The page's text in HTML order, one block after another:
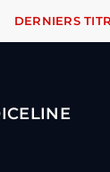
DERNIERS